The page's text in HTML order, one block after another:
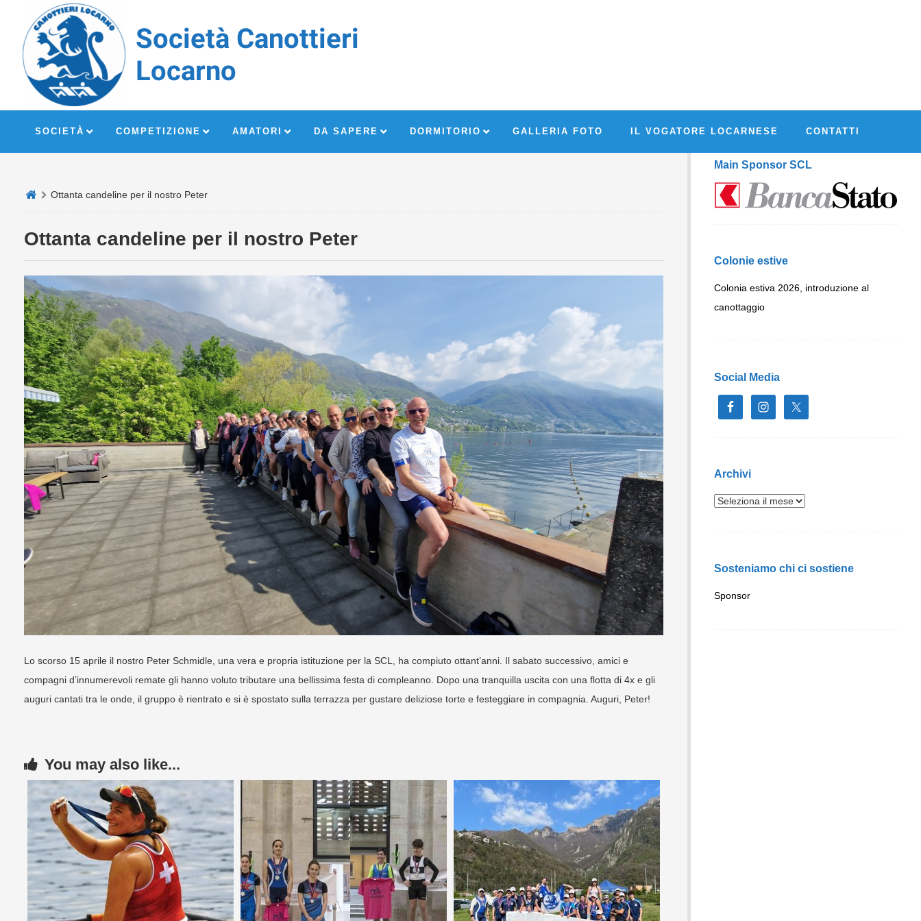
Società Canottieri
Locarno
SOCIETÀ COMPETIZIONE AMATORI DA SAPERE DORMITORIO GALLERIA FOTO IL VOGATORE LOCARNESE CONTATTI
Ottanta candeline per il nostro Peter
Ottanta candeline per il nostro Peter
Lo scorso 15 aprile il nostro Peter Schmidle, una vera e propria istituzione per la SCL, ha compiuto ottant’anni. Il sabato successivo, amici e
compagni d’innumerevoli remate gli hanno voluto tributare una bellissima festa di compleanno. Dopo una tranquilla uscita con una flotta di 4x e gli
auguri cantati tra le onde, il gruppo è rientrato e si è spostato sulla terrazza per gustare deliziose torte e festeggiare in compagnia. Auguri, Peter!
You may also like...
Main Sponsor SCL
Colonie estive
Colonia estiva 2026, introduzione al
canottaggio
Social Media
Archivi
Sosteniamo chi ci sostiene
Sponsor